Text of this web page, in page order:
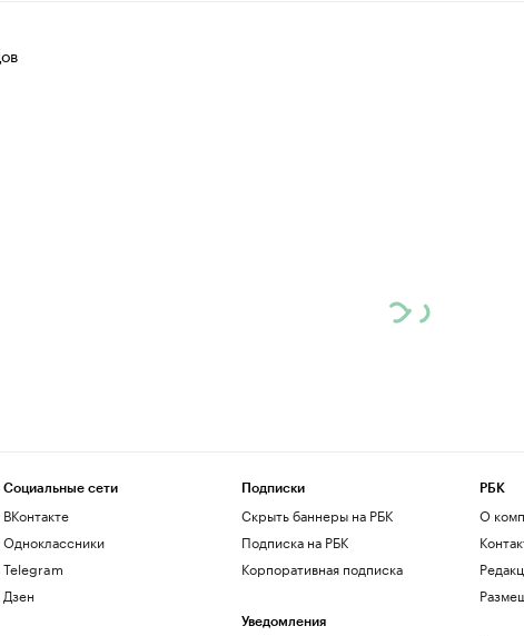
Социальные сети
ВКонтакте
Одноклассники
Telegram
Дзен
Подписки
Скрыть баннеры на РБК
Подписка на РБК
Корпоративная подписка
Уведомления
РБК
О